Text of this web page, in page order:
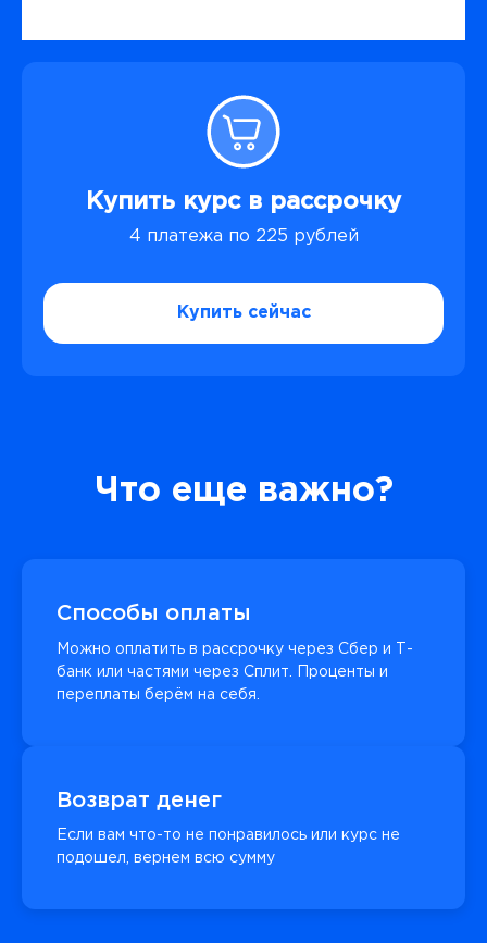
Купить курс в рассрочку
4 платежа по 225 рублей
Купить сейчас
Что еще важно?
Способы оплаты
Можно оплатить в рассрочку через Сбер и Т-
банк или частями через Сплит. Проценты и
переплаты берём на себя.
Возврат денег
Если вам что-то не понравилось или курс не
подошел, вернем всю сумму